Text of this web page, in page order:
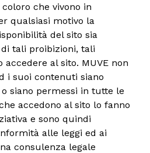
che vivono in
qualsiasi motivo la
del sito sia
tali proibizioni, tali
accedere al sito. MUVE non
i suoi contenuti siano
siano permessi in tutte le
accedono al sito lo fanno
e sono quindi
alle leggi ed ai
consulenza legale